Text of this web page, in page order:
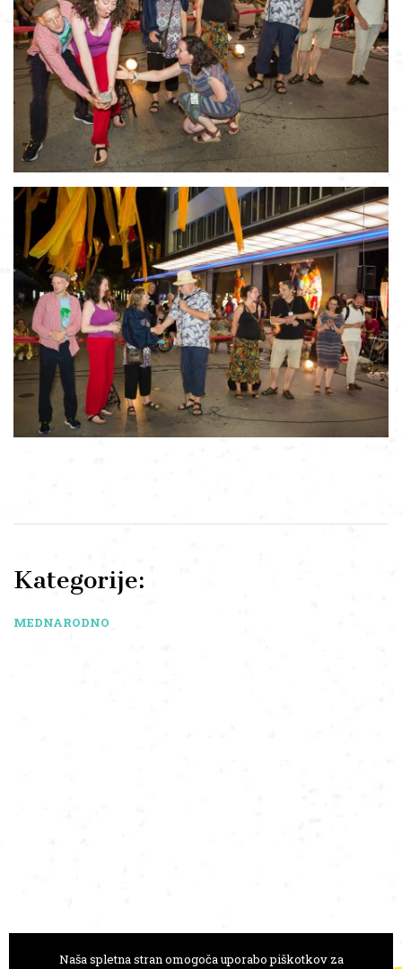
Kategorije:
MEDNARODNO
Naša spletna stran omogoča uporabo piškotkov za